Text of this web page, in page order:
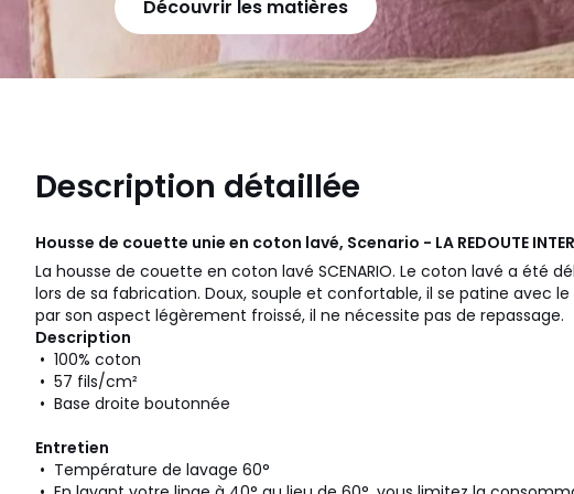
Découvrir les matières
Description détaillée
Housse de couette unie en coton lavé, Scenario - LA REDOUTE
La housse de couette en coton lavé SCENARIO. Le coton lavé a été
lors de sa fabrication. Doux, souple et confortable, il se patine avec
par son aspect légèrement froissé, il ne nécessite pas de repassage.
Description
• 100% coton
• 57 fils/cm²
• Base droite boutonnée
Entretien
• Température de lavage 60°